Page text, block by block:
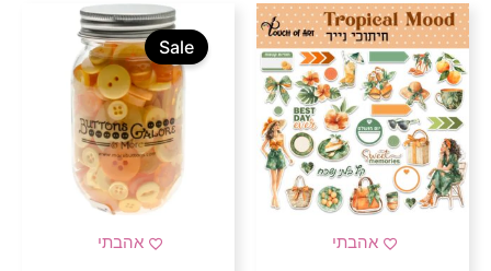
אהבתי אהבתי
Sale
המחיר
המקורי
היה:
26 ₪.
המחיר
הנוכחי
הוא:
20 ₪.